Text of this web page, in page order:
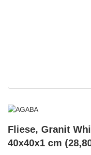
Fliese, Granit
40x40x1 cm